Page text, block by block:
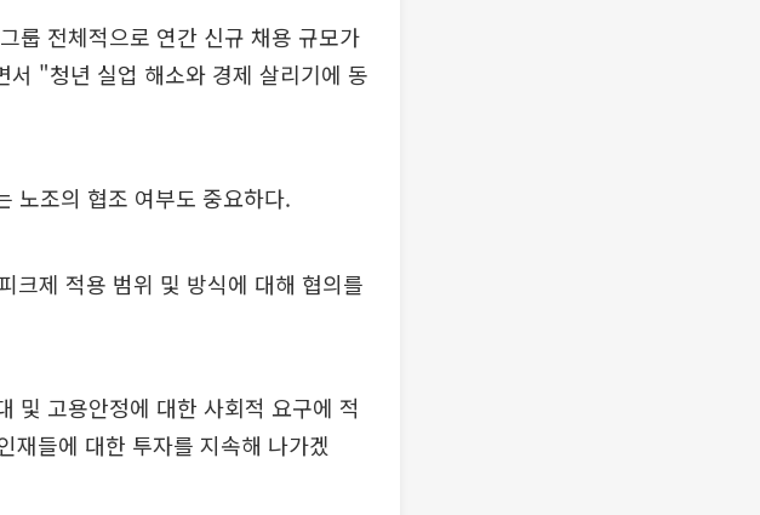
룹 전체적으로 연간 신규 채용 규모가
"청년 실업 해소와 경제 살리기에 동
노조의 협조 여부도 중요하다.
크제 적용 범위 및 방식에 대해 협의를
및 고용안정에 대한 사회적 요구에 적
들에 대한 투자를 지속해 나가겠